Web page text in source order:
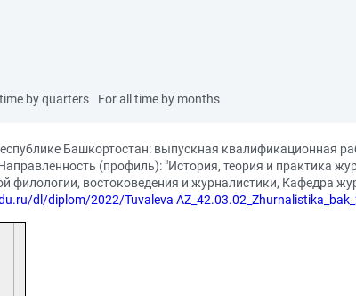
by quarters For all time by months
Башкортостан: выпускная квалификационная
(профиль): "История, теория и практика
филологии, востоковедения и журналистики, Кафедра
dl/diplom/2022/Tuvaleva